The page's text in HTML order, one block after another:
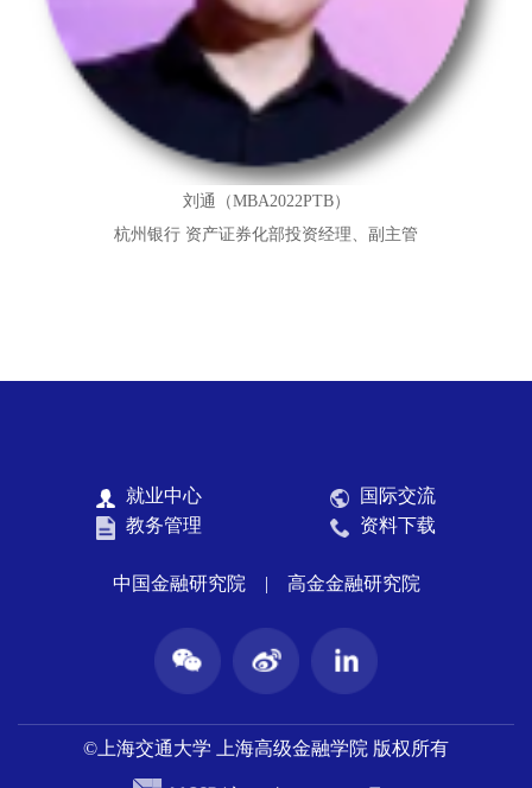
刘通（MBA2022PTB）
杭州银行 资产证券化部投资经理、副主管
就业中心
国际交流
教务管理
资料下载
中国金融研究院 | 高金金融研究院
©上海交通大学 上海高级金融学院 版权所有